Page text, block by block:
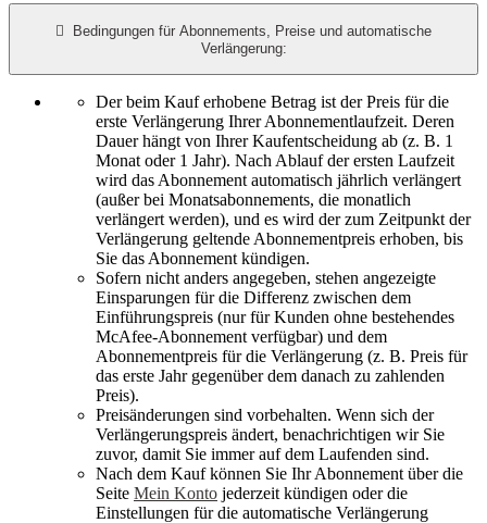

Bedingungen für Abonnements, Preise und automatische
Verlängerung:
Der beim Kauf erhobene Betrag ist der Preis für die
erste Verlängerung Ihrer Abonnementlaufzeit. Deren
Dauer hängt von Ihrer Kaufentscheidung ab (z. B. 1
Monat oder 1 Jahr). Nach Ablauf der ersten Laufzeit
wird das Abonnement automatisch jährlich verlängert
(außer bei Monatsabonnements, die monatlich
verlängert werden), und es wird der zum Zeitpunkt der
Verlängerung geltende Abonnementpreis erhoben, bis
Sie das Abonnement kündigen.​
Sofern nicht anders angegeben, stehen angezeigte
Einsparungen für die Differenz zwischen dem
Einführungspreis (nur für Kunden ohne bestehendes
McAfee-Abonnement verfügbar) und dem
Abonnementpreis für die Verlängerung (z. B. Preis für
das erste Jahr gegenüber dem danach zu zahlenden
Preis).
Preisänderungen sind vorbehalten. Wenn sich der
Verlängerungspreis ändert, benachrichtigen wir Sie
zuvor, damit Sie immer auf dem Laufenden sind.
Nach dem Kauf können Sie Ihr Abonnement über die
Seite Mein Konto jederzeit kündigen oder die
Einstellungen für die automatische Verlängerung